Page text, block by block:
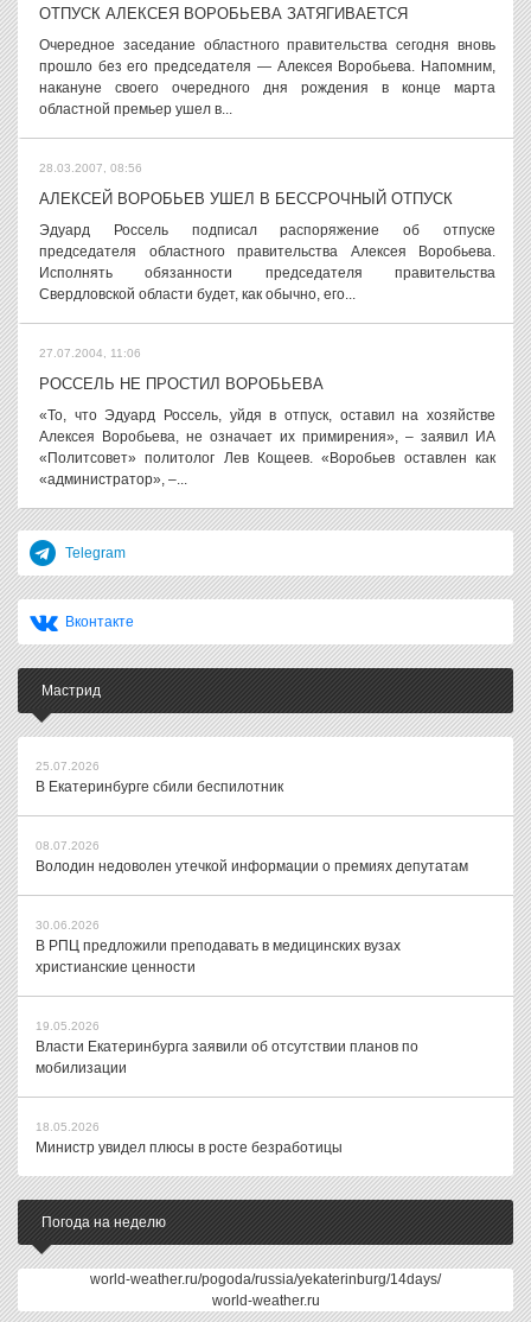
ОТПУСК АЛЕКСЕЯ ВОРОБЬЕВА ЗАТЯГИВАЕТСЯ
Очередное заседание областного правительства сегодня вновь
прошло без его председателя — Алексея Воробьева. Напомним,
накануне своего очередного дня рождения в конце марта
областной премьер ушел в...
28.03.2007, 08:56
АЛЕКСЕЙ ВОРОБЬЕВ УШЕЛ В БЕССРОЧНЫЙ ОТПУСК
Эдуард Россель подписал распоряжение об отпуске
председателя областного правительства Алексея Воробьева.
Исполнять обязанности председателя правительства
Свердловской области будет, как обычно, его...
27.07.2004, 11:06
РОССЕЛЬ НЕ ПРОСТИЛ ВОРОБЬЕВА
«То, что Эдуард Россель, уйдя в отпуск, оставил на хозяйстве
Алексея Воробьева, не означает их примирения», – заявил ИА
«Политсовет» политолог Лев Кощеев. «Воробьев оставлен как
«администратор», –...
Telegram
Вконтакте
Мастрид
25.07.2026
В Екатеринбурге сбили беспилотник
08.07.2026
Володин недоволен утечкой информации о премиях депутатам
30.06.2026
В РПЦ предложили преподавать в медицинских вузах
христианские ценности
19.05.2026
Власти Екатеринбурга заявили об отсутствии планов по
мобилизации
18.05.2026
Министр увидел плюсы в росте безработицы
Погода на неделю
world-weather.ru/pogoda/russia/yekaterinburg/14days/
world-weather.ru